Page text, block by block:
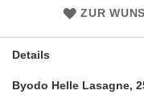
ZUR
Details
Byodo Helle Lasagne,